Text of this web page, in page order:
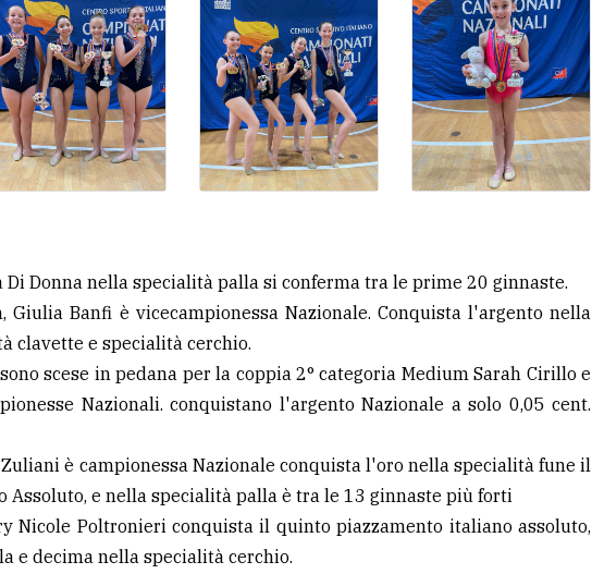
Di Donna nella specialità palla si conferma tra le prime 20 ginnaste.
Giulia Banfi è vicecampionessa Nazionale. Conquista l'argento nella
clavette e specialità cerchio.
scese in pedana per la coppia 2° categoria Medium Sarah Cirillo e
Nazionali. conquistano l'argento Nazionale a solo 0,05 cent.
è campionessa Nazionale conquista l'oro nella specialità fune il
Assoluto, e nella specialità palla è tra le 13 ginnaste più forti
Nicole Poltronieri conquista il quinto piazzamento italiano assoluto,
e decima nella specialità cerchio.